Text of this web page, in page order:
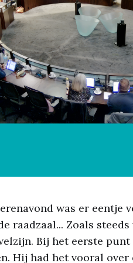
was er eentje
raadzaal... Zoals
Bij het eerste punt
Hij had het vooral